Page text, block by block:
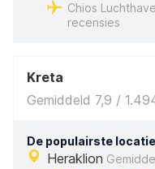
Chios
recensies
Kreta
Gemiddeld 7,9 /
De populairste
Heraklion